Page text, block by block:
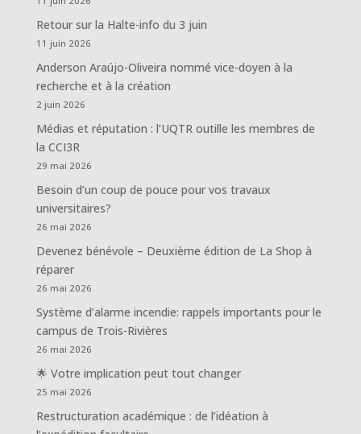
Retour sur la Halte-info du 3 juin
11 juin 2026
Anderson Araújo-Oliveira nommé vice-doyen à la
recherche et à la création
2 juin 2026
Médias et réputation : l’UQTR outille les membres de
la CCI3R
29 mai 2026
Besoin d’un coup de pouce pour vos travaux
universitaires?
26 mai 2026
Devenez bénévole – Deuxième édition de La Shop à
réparer
26 mai 2026
Système d’alarme incendie: rappels importants pour le
campus de Trois-Rivières
26 mai 2026
🌟 Votre implication peut tout changer
25 mai 2026
Restructuration académique : de l’idéation à